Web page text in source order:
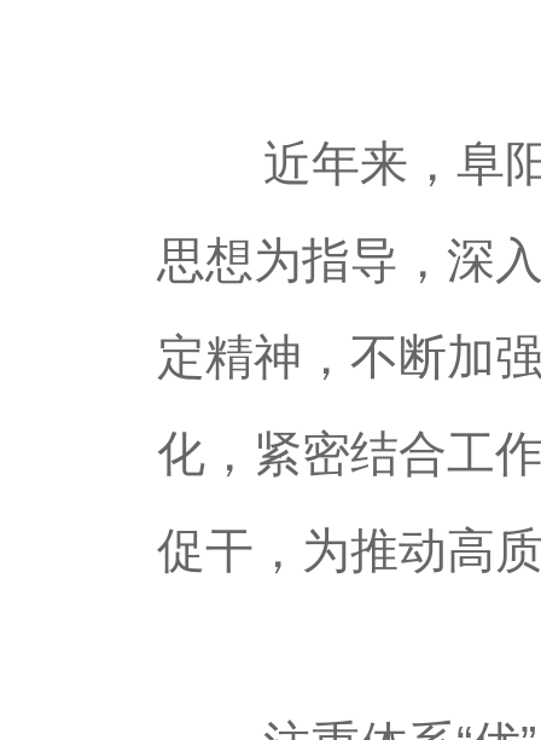
近年来，阜阳
思想为指导，深
定精神，不断加
化，紧密结合工
促干，为推动高